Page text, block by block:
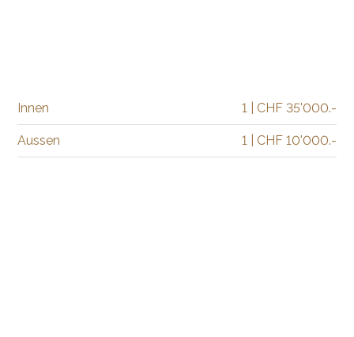
Innen 1 | CHF 35'000.-
Aussen 1 | CHF 10'000.-